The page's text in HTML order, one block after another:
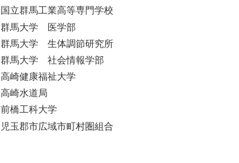
国立群馬工業高等専門学校
群馬大学 医学部
群馬大学 生体調節研究所
群馬大学 社会情報学部
高崎健康福祉大学
高崎水道局
前橋工科大学
児玉郡市広域市町村圏組合